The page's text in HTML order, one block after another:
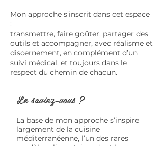
Mon approche s’inscrit dans cet espace
:
transmettre, faire goûter, partager des
outils et accompagner, avec réalisme et
discernement, en complément d’un
suivi médical, et toujours dans le
respect du chemin de chacun.
Le saviez-vous ?
La base de mon approche s’inspire
largement de la cuisine
méditerranéenne, l’un des rares